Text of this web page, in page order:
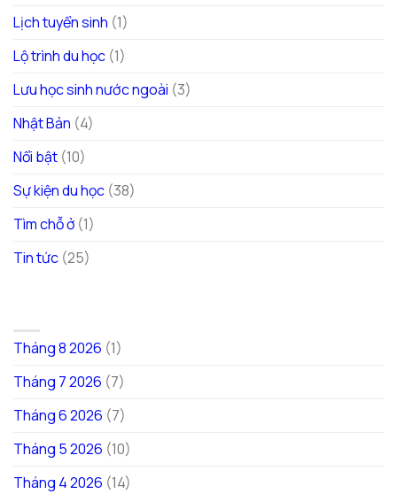
Lịch tuyển sinh (1)
Lộ trình du học (1)
Lưu học sinh nước ngoài (3)
Nhật Bản (4)
Nổi bật (10)
Sự kiện du học (38)
Tìm chỗ ở (1)
Tin tức (25)
Tháng 8 2026 (1)
Tháng 7 2026 (7)
Tháng 6 2026 (7)
Tháng 5 2026 (10)
Tháng 4 2026 (14)